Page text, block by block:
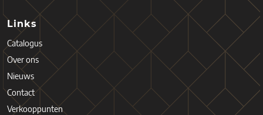
Links
Catalogus
Over ons
Nieuws
Contact
Verkooppunten